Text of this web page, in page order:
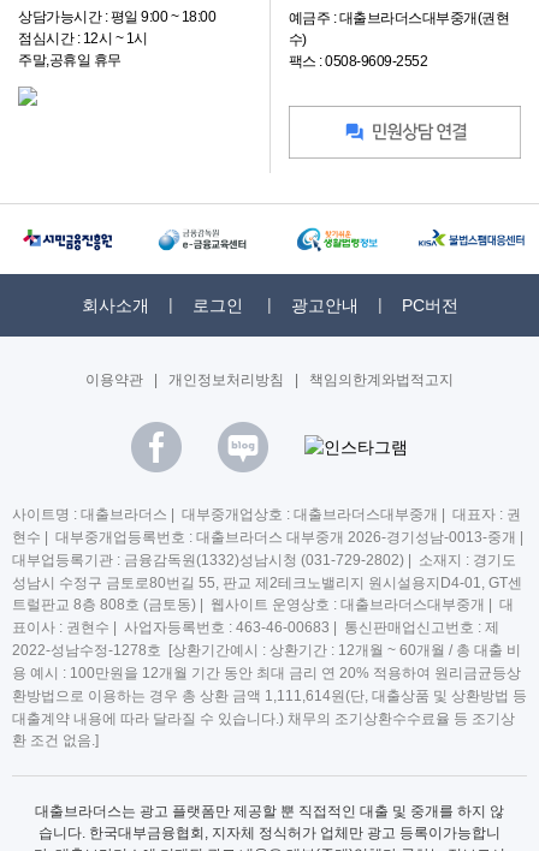
상담가능시간 : 평일 9:00 ~ 18:00
점심시간 : 12시 ~ 1시
주말,공휴일 휴무
예금주 : 대출브라더스대부중개(권현
수)
팩스 : 0508-9609-2552
회사소개 로그인 광고안내 PC버전
이용약관 개인정보처리방침 책임의한계와법적고지
사이트명 : 대출브라더스 | 대부중개업상호 : 대출브라더스대부중개 | 대표자 : 권
현수 | 대부중개업등록번호 : 대출브라더스 대부중개 2026-경기성남-0013-중개 |
대부업등록기관 : 금융감독원(1332)성남시청 (031-729-2802) | 소재지 : 경기도
성남시 수정구 금토로80번길 55, 판교 제2테크노밸리지 원시설용지D4-01, GT센
트럴판교 8층 808호 (금토동) | 웹사이트 운영상호 : 대출브라더스대부중개 | 대
표이사 : 권현수 | 사업자등록번호 : 463-46-00683 | 통신판매업신고번호 : 제
2022-성남수정-1278호 [상환기간예시 : 상환기간 : 12개월 ~ 60개월 / 총 대출 비
용 예시 : 100만원을 12개월 기간 동안 최대 금리 연 20% 적용하여 원리금균등상
환방법으로 이용하는 경우 총 상환 금액 1,111,614원(단, 대출상품 및 상환방법 등
대출계약 내용에 따라 달라질 수 있습니다.) 채무의 조기상환수수료율 등 조기상
환 조건 없음.]
대출브라더스는 광고 플랫폼만 제공할 뿐 직접적인 대출 및 중개를 하지 않
습니다. 한국대부금융협회, 지자체 정식허가 업체만 광고 등록이가능합니